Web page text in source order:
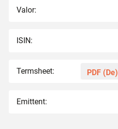
Valor:
ISIN:
Termsheet: PDF (De)
Emittent: